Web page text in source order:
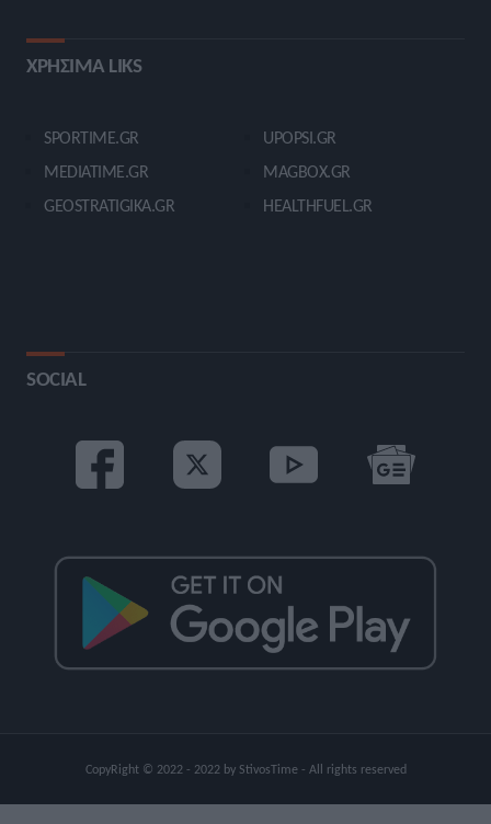
ΧΡΗΣΙΜΑ LIKS
SPORTIME.GR
MEDIATIME.GR
GEOSTRATIGIKA.GR
UPOPSI.GR
MAGBOX.GR
HEALTHFUEL.GR
SOCIAL
CopyRight © 2022 - 2022 by StivosTime - All rights reserved